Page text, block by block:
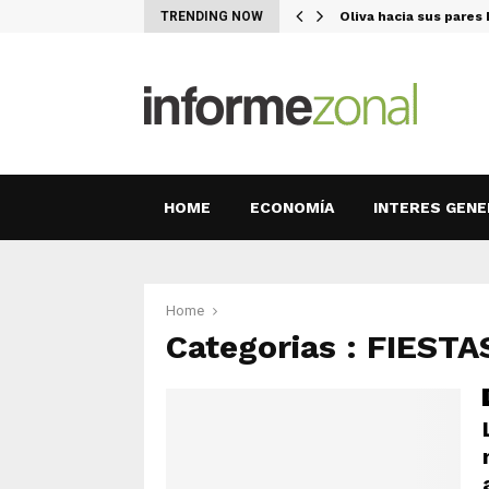
TRENDING NOW Oliva hacia sus
HOME ECONOMÍA INTERES
Home
Categorias :